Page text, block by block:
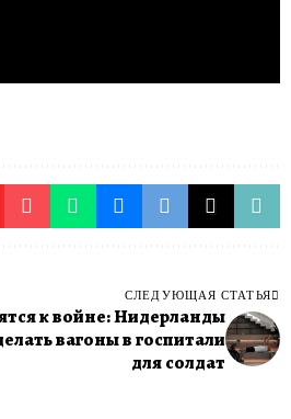
СЛЕДУЮЩАЯ СТАТЬЯ
к войне: Нидерланды
вагоны в госпитали
для солдат